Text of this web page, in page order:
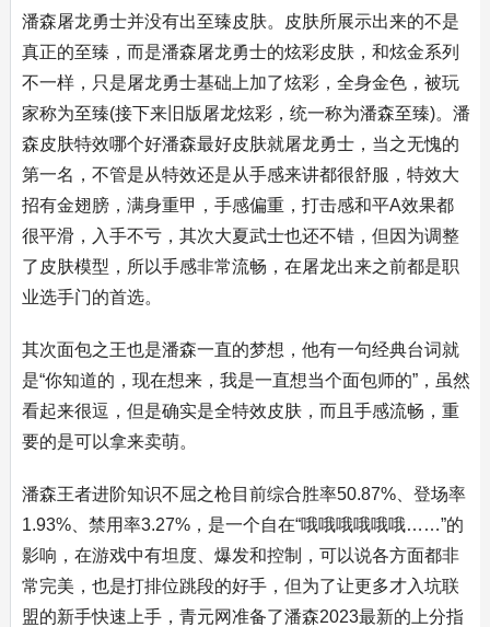
潘森屠龙勇士并没有出至臻皮肤。皮肤所展示出来的不是
真正的至臻，而是潘森屠龙勇士的炫彩皮肤，和炫金系列
不一样，只是屠龙勇士基础上加了炫彩，全身金色，被玩
家称为至臻(接下来旧版屠龙炫彩，统一称为潘森至臻)。潘
森皮肤特效哪个好潘森最好皮肤就屠龙勇士，当之无愧的
第一名，不管是从特效还是从手感来讲都很舒服，特效大
招有金翅膀，满身重甲，手感偏重，打击感和平A效果都
很平滑，入手不亏，其次大夏武士也还不错，但因为调整
了皮肤模型，所以手感非常流畅，在屠龙出来之前都是职
业选手门的首选。
其次面包之王也是潘森一直的梦想，他有一句经典台词就
是“你知道的，现在想来，我是一直想当个面包师的”，虽然
看起来很逗，但是确实是全特效皮肤，而且手感流畅，重
要的是可以拿来卖萌。
潘森王者进阶知识不屈之枪目前综合胜率50.87%、登场率
1.93%、禁用率3.27%，是一个自在“哦哦哦哦哦哦……”的
影响，在游戏中有坦度、爆发和控制，可以说各方面都非
常完美，也是打排位跳段的好手，但为了让更多才入坑联
盟的新手快速上手，青元网准备了潘森2023最新的上分指